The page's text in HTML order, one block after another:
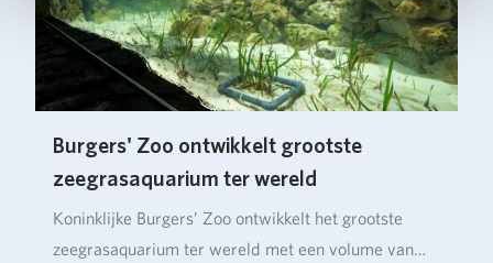
Burgers' Zoo ontwikkelt grootste
zeegrasaquarium ter wereld
Koninklijke Burgers’ Zoo ontwikkelt het grootste
zeegrasaquarium ter wereld met een volume van